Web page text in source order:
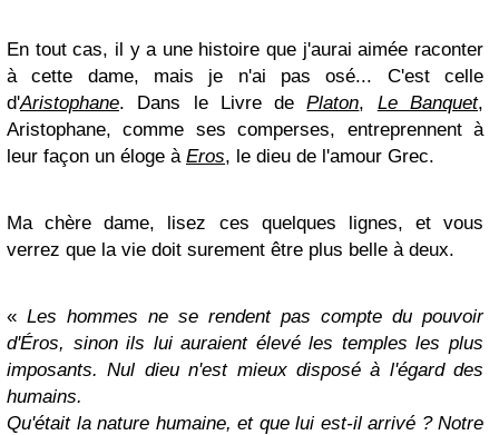
En tout cas, il y a une histoire que j'aurai aimée raconter
à cette dame, mais je n'ai pas osé... C'est celle
d'Aristophane. Dans le Livre dePlaton, Le Banquet,
Aristophane, comme ses comperses, entreprennent à
leur façon un éloge à Eros, le dieu de l'amour Grec.
Ma chère dame, lisez ces quelques lignes, et vous
verrez que la vie doit surement être plus belle à deux.
« Les hommes ne se rendent pas compte du pouvoir
d'Éros, sinon ils lui auraient élevé les temples les plus
imposants. Nul dieu n'est mieux disposé à l'égard des
humains.
Qu'était la nature humaine, et que lui est-il arrivé ? Notre